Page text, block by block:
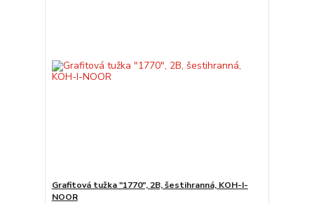
Grafitová tužka "1770", 2B, šestihranná, KOH-I-
NOOR